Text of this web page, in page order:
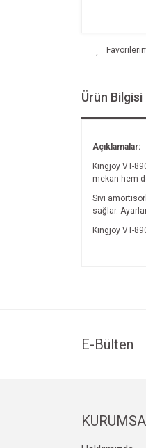
Ürün Bilgisi
Açıklamalar:
Kingjoy VT-
mekan hem
Sıvı
sağlar.
Kingjoy VT-
Ürün
E-Bülten